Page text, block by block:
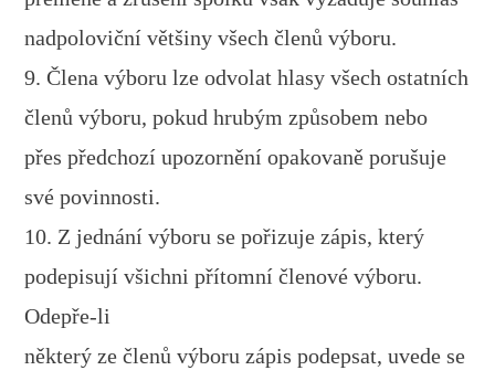
nadpoloviční většiny všech členů výboru.
9. Člena výboru lze odvolat hlasy všech ostatních
členů výboru, pokud hrubým způsobem nebo
přes předchozí upozornění opakovaně porušuje
své povinnosti.
10. Z jednání výboru se pořizuje zápis, který
podepisují všichni přítomní členové výboru.
Odepře-li
některý ze členů výboru zápis podepsat, uvede se